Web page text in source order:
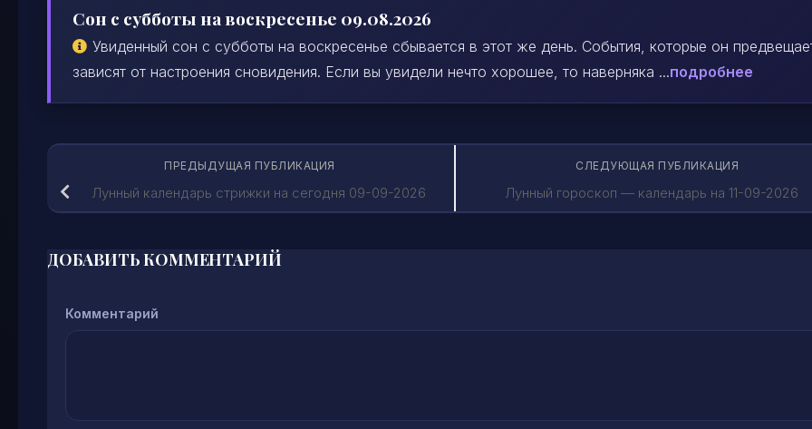
Сон с субботы на воскресенье 09.08.2026
Увиденный сон с субботы на воскресенье сбывается в этот же день. События, которые он
зависят от настроения сновидения. Если вы увидели нечто хорошее, то наверняка ...подробнее
СЛЕДУЮЩАЯ ПУБЛИКАЦИЯ
Лунный гороскоп — календарь на 11-09-2026
ПРЕДЫДУЩАЯ ПУБЛИКАЦИЯ
Лунный календарь стрижки на сегодня 09-09-2026
ДОБАВИТЬ КОММЕНТАРИЙ
Комментарий